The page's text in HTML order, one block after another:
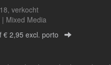
verkocht
Mixed Media
€ 2,95 excl. porto